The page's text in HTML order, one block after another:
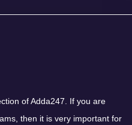
of Adda247. If you are
then it is very important for